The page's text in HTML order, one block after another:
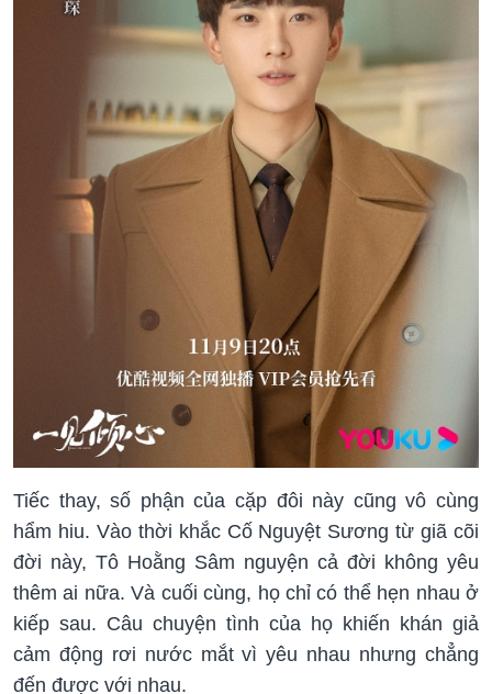
Tiếc thay, số phận của cặp đôi này cũng vô cùng
hẩm hiu. Vào thời khắc Cố Nguyệt Sương từ giã cõi
đời này, Tô Hoằng Sâm nguyện cả đời không yêu
thêm ai nữa. Và cuối cùng, họ chỉ có thể hẹn nhau ở
kiếp sau. Câu chuyện tình của họ khiến khán giả
cảm động rơi nước mắt vì yêu nhau nhưng chẳng
đến được với nhau.